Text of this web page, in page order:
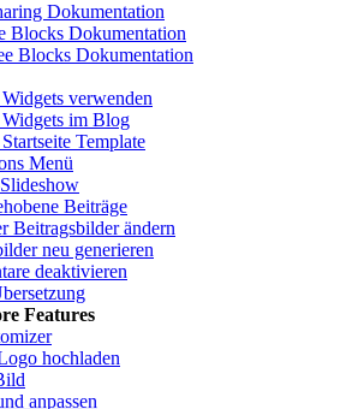
Dokumentation
Blocks Dokumentation
Blocks Dokumentation
verwenden
im Blog
Template
Menü
Beiträge
Beitragsbilder ändern
neu generieren
deaktivieren
Features
hochladen
anpassen